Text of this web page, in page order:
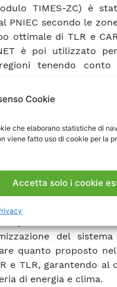
Cookie
che elaborano statistiche di
viene fatto uso di cookie per la
Accetta solo i cookie
TIMES-ZC) è
PNIEC secondo le
ottimale di TLR e
è poi utilizzato
tenendo conto
dei fabbisogni e
settore civile e la loro
valutazioni del
dal GSE hanno
il vincolo
scenario.
e offerta di calore
del sistema
quanto proposto nel
e TLR, garantendo al
di energia e clima.